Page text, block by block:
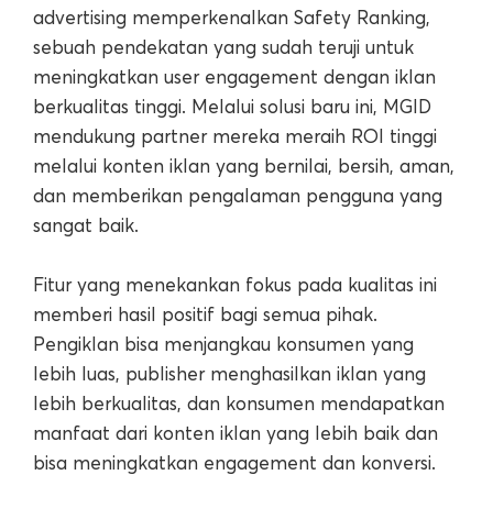
advertising memperkenalkan Safety Ranking,
sebuah pendekatan yang sudah teruji untuk
meningkatkan user engagement dengan iklan
berkualitas tinggi. Melalui solusi baru ini, MGID
mendukung partner mereka meraih ROI tinggi
melalui konten iklan yang bernilai, bersih, aman,
dan memberikan pengalaman pengguna yang
sangat baik.
Fitur yang menekankan fokus pada kualitas ini
memberi hasil positif bagi semua pihak.
Pengiklan bisa menjangkau konsumen yang
lebih luas, publisher menghasilkan iklan yang
lebih berkualitas, dan konsumen mendapatkan
manfaat dari konten iklan yang lebih baik dan
bisa meningkatkan engagement dan konversi.